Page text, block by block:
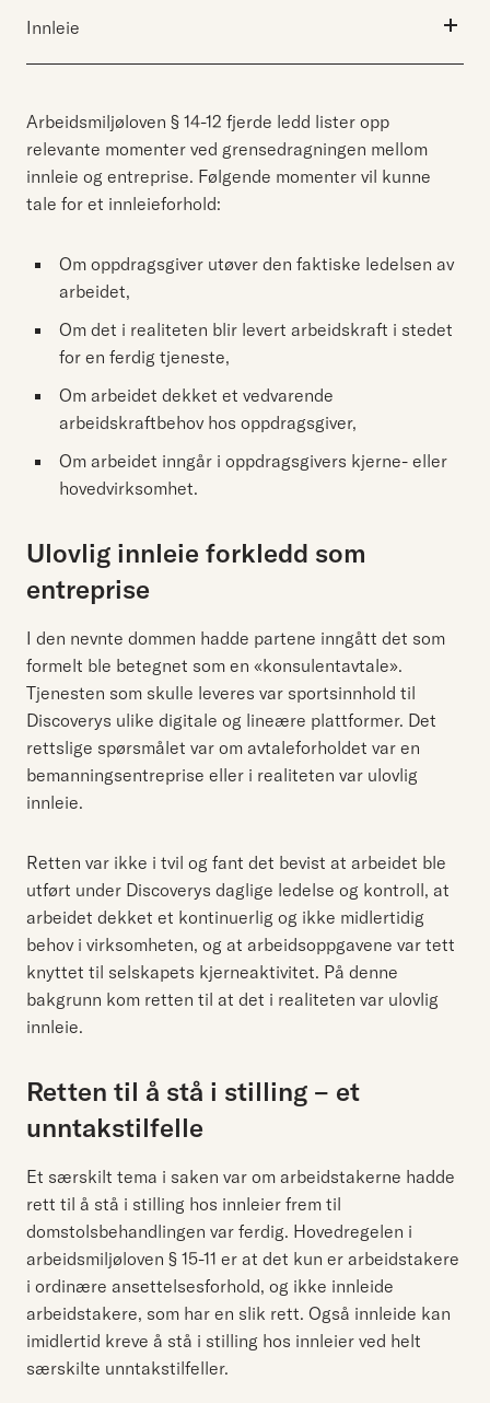
selvstendig oppgave med resultatansvar.
Oppdragstaker bærer risikoen for resultatet og
Oppdragstaker styrer arbeidet selv og benytter
egne ansatte, egne driftsmidler og egne
metoder. Arbeidsgiveransvaret ligger hos
arbeidsforhold med oppdragsgiver.
Innleie
arbeidskraft fra en annen virksomhet (utleier),
typisk et bemanningsforetak. Den innleide
arbeidskraften er formelt ansatt hos utleier,
men stiller i praksis sin arbeidskraft til
dennes ledelse og kontroll. Bruk av innleid
lov. Innleide arbeidstakere skal ikke benyttes
for å dekke et varig arbeidskraftbehov.
Arbeidsmiljøloven § 14-12 fjerde ledd lister opp
relevante momenter ved grensedragningen mellom
innleie og entreprise. Følgende momenter vil kunne
tale for et innleieforhold:
Om oppdragsgiver utøver den faktiske ledelsen av
arbeidet,
Om det i realiteten blir levert arbeidskraft i stedet
for en ferdig tjeneste,
Om arbeidet dekket et vedvarende
arbeidskraftbehov hos oppdragsgiver,
Om arbeidet inngår i oppdragsgivers kjerne- eller
hovedvirksomhet.
Ulovlig innleie forkledd som
entreprise
I den nevnte dommen hadde partene inngått det som
formelt ble betegnet som en «konsulentavtale».
Tjenesten som skulle leveres var sportsinnhold til
Discoverys ulike digitale og lineære plattformer. Det
rettslige spørsmålet var om avtaleforholdet var en
bemanningsentreprise eller i realiteten var ulovlig
innleie.
Retten var ikke i tvil og fant det bevist at arbeidet ble
utført under Discoverys daglige ledelse og kontroll, at
arbeidet dekket et kontinuerlig og ikke midlertidig
behov i virksomheten, og at arbeidsoppgavene var tett
knyttet til selskapets kjerneaktivitet. På denne
bakgrunn kom retten til at det i realiteten var ulovlig
innleie.
Retten til å stå i stilling – et
unntakstilfelle
Et særskilt tema i saken var om arbeidstakerne hadde
rett til å stå i stilling hos innleier frem til
domstolsbehandlingen var ferdig. Hovedregelen i
arbeidsmiljøloven § 15-11 er at det kun er arbeidstakere
i ordinære ansettelsesforhold, og ikke innleide
arbeidstakere, som har en slik rett. Også innleide kan
imidlertid kreve å stå i stilling hos innleier ved helt
særskilte unntakstilfeller.